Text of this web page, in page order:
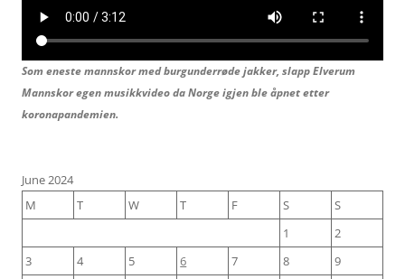
Som eneste mannskor med burgunderrøde jakker, slapp Elverum
Mannskor egen musikkvideo da Norge igjen ble åpnet etter
koronapandemien.
June 2024
M
T W T F S
S
1
2
3
4 5 6 7 8
9